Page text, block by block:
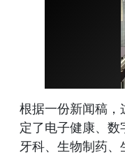
根据一份新闻稿，
定了电子健康、数
牙科、生物制药、